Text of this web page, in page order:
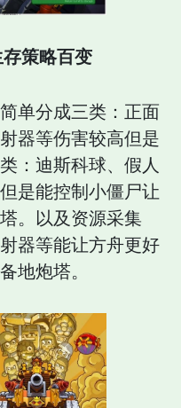
策略百变
单分成三类：正面
器等伤害较高但是
：迪斯科球、假人
是能控制小僵尸让
。以及资源采集
器等能让方舟更好
地炮塔。